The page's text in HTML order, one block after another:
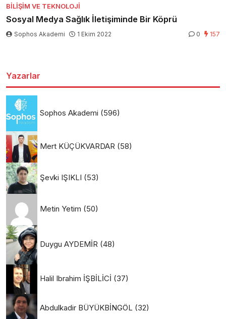
BILIŞIM VE TEKNOLOJI
Sosyal Medya Sağlık İletişiminde Bir Köprü
Sophos Akademi 1 Ekim 2022 0 157
Yazarlar
Sophos Akademi (596)
Mert KÜÇÜKVARDAR (58)
Şevki IŞIKLI (53)
Metin Yetim (50)
Duygu AYDEMİR (48)
Halil Ibrahim İŞBİLİCİ (37)
Abdulkadir BÜYÜKBİNGÖL (32)